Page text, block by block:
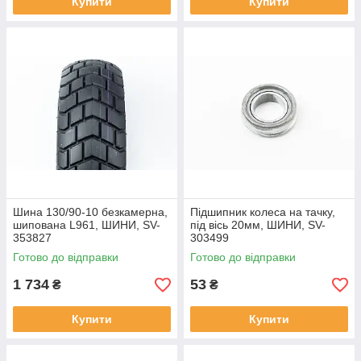
Шина 130/90-10 безкамерна,
шипована L961, ШИНИ, SV-
353827
Готово до відправки
1 734 ₴
Купити
Підшипник колеса на тачку,
під вісь 20мм, ШИНИ, SV-
303499
Готово до відправки
53 ₴
Купити